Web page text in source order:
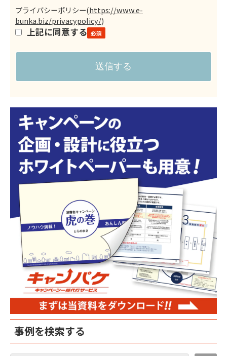
プライバシーポリシー(https://www.e-
bunka.biz/privacypolicy/)
上記に同意する
事例を検索する